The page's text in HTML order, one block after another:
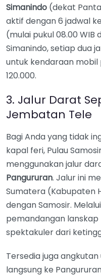
Simanindo (dekat
aktif dengan 6 jadwal
(mulai pukul 08.00 WIB
Simanindo, setiap dua
untuk kendaraan mobil
120.000.
3. Jalur Darat
Jembatan Tele
Bagi Anda yang tidak
kapal feri, Pulau
menggunakan jalur
Pangururan. Jalur ini
Sumatera (Kabupaten
dengan Samosir.
pemandangan
spektakuler dari
Tersedia juga
langsung ke